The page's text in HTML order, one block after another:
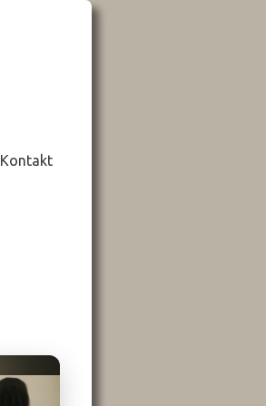
Kontakt